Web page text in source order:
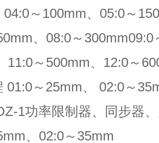
04:0～100mm、05:0～
、08:0～300mm09:0
11:0～500mm、12:0～
01:0～25mm、 02:0～
1功率限制器、同步器
、02:0～35mm